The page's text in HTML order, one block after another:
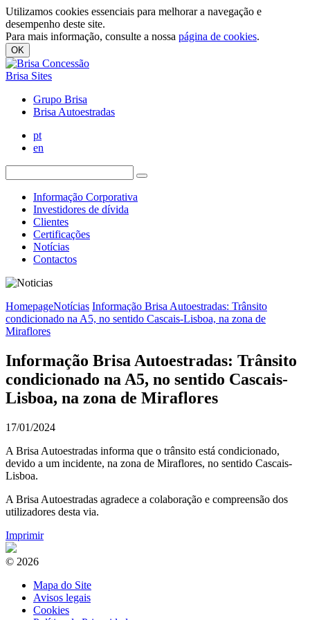
Utilizamos cookies essenciais para melhorar a navegação e
desempenho deste site.
Para mais informação, consulte a nossa página de cookies.
OK
Brisa Sites
Grupo Brisa
Brisa Autoestradas
pt
en
Informação Corporativa
Investidores de dívida
Clientes
Certificações
Notícias
Contactos
HomepageNotícias Informação Brisa Autoestradas: Trânsito
condicionado na A5, no sentido Cascais-Lisboa, na zona de
Miraflores
Informação Brisa Autoestradas: Trânsito
condicionado na A5, no sentido Cascais-
Lisboa, na zona de Miraflores
17/01/2024
A Brisa Autoestradas informa que o trânsito está condicionado,
devido a um incidente, na zona de Miraflores, no sentido Cascais-
Lisboa.
A Brisa Autoestradas agradece a colaboração e compreensão dos
utilizadores desta via.
Imprimir
© 2026
Mapa do Site
Avisos legais
Cookies